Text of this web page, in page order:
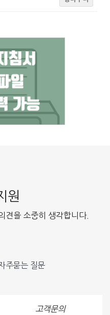
원
견을 소중히 생각합니다.
주묻는 질문
고객문의